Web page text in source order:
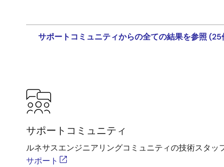
サポートコミュニティからの全ての結果を参照 (25
サポートコミュニティ
ルネサスエンジニアリングコミュニティの技術スタッ
サポート